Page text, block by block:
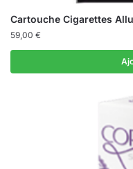
Cartouche Cigarettes
59,00 €